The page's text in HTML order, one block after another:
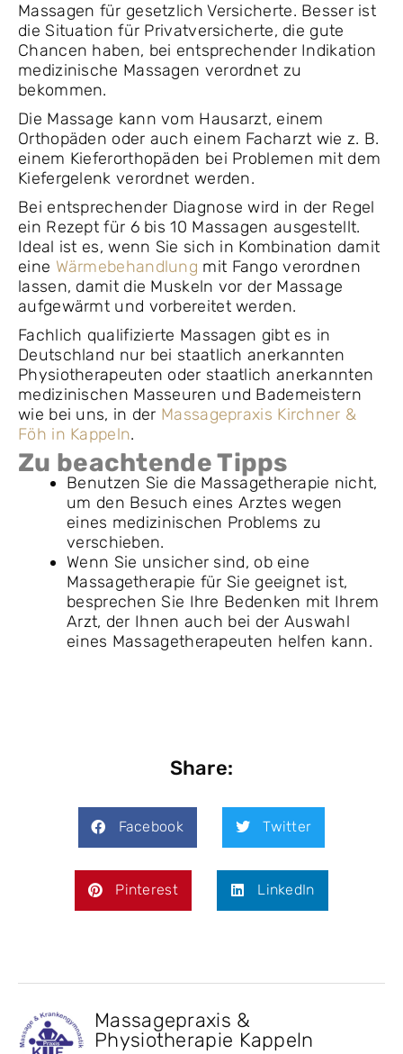
Massagen für gesetzlich Versicherte. Besser ist
die Situation für Privatversicherte, die gute
Chancen haben, bei entsprechender Indikation
medizinische Massagen verordnet zu
bekommen.
Die Massage kann vom Hausarzt, einem
Orthopäden oder auch einem Facharzt wie z. B.
einem Kieferorthopäden bei Problemen mit dem
Kiefergelenk verordnet werden.
Bei entsprechender Diagnose wird in der Regel
ein Rezept für 6 bis 10 Massagen ausgestellt.
Ideal ist es, wenn Sie sich in Kombination damit
eine Wärmebehandlung mit Fango verordnen
lassen, damit die Muskeln vor der Massage
aufgewärmt und vorbereitet werden.
Fachlich qualifizierte Massagen gibt es in
Deutschland nur bei staatlich anerkannten
Physiotherapeuten oder staatlich anerkannten
medizinischen Masseuren und Bademeistern
wie bei uns, in der Massagepraxis Kirchner &
Föh in Kappeln.
Zu beachtende Tipps
Benutzen Sie die Massagetherapie nicht,
um den Besuch eines Arztes wegen
eines medizinischen Problems zu
verschieben.
Wenn Sie unsicher sind, ob eine
Massagetherapie für Sie geeignet ist,
besprechen Sie Ihre Bedenken mit Ihrem
Arzt, der Ihnen auch bei der Auswahl
eines Massagetherapeuten helfen kann.
Share:
Facebook Twitter
Pinterest LinkedIn
Massagepraxis &
Physiotherapie Kappeln